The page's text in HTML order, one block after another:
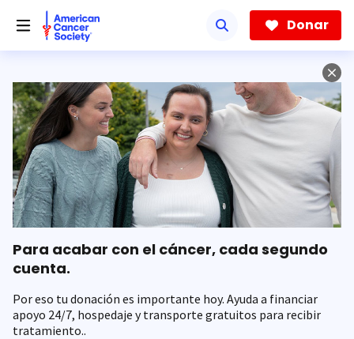
hacia
contenido
Donar
Para acabar con el cáncer, cada segundo
cuenta.
Por eso tu donación es importante hoy. Ayuda a financiar
apoyo 24/7, hospedaje y transporte gratuitos para recibir
tratamiento..